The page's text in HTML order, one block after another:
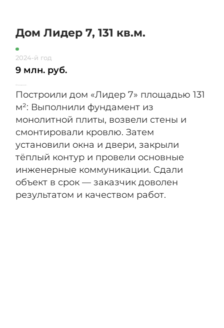
Дом Лидер 7, 131 кв.м.
2024-й год
9 млн. руб.
Описание:
Построили дом «Лидер 7» площадью 131
м²: Выполнили фундамент из
монолитной плиты, возвели стены и
смонтировали кровлю. Затем
установили окна и двери, закрыли
тёплый контур и провели основные
инженерные коммуникации. Сдали
объект в срок — заказчик доволен
результатом и качеством работ.